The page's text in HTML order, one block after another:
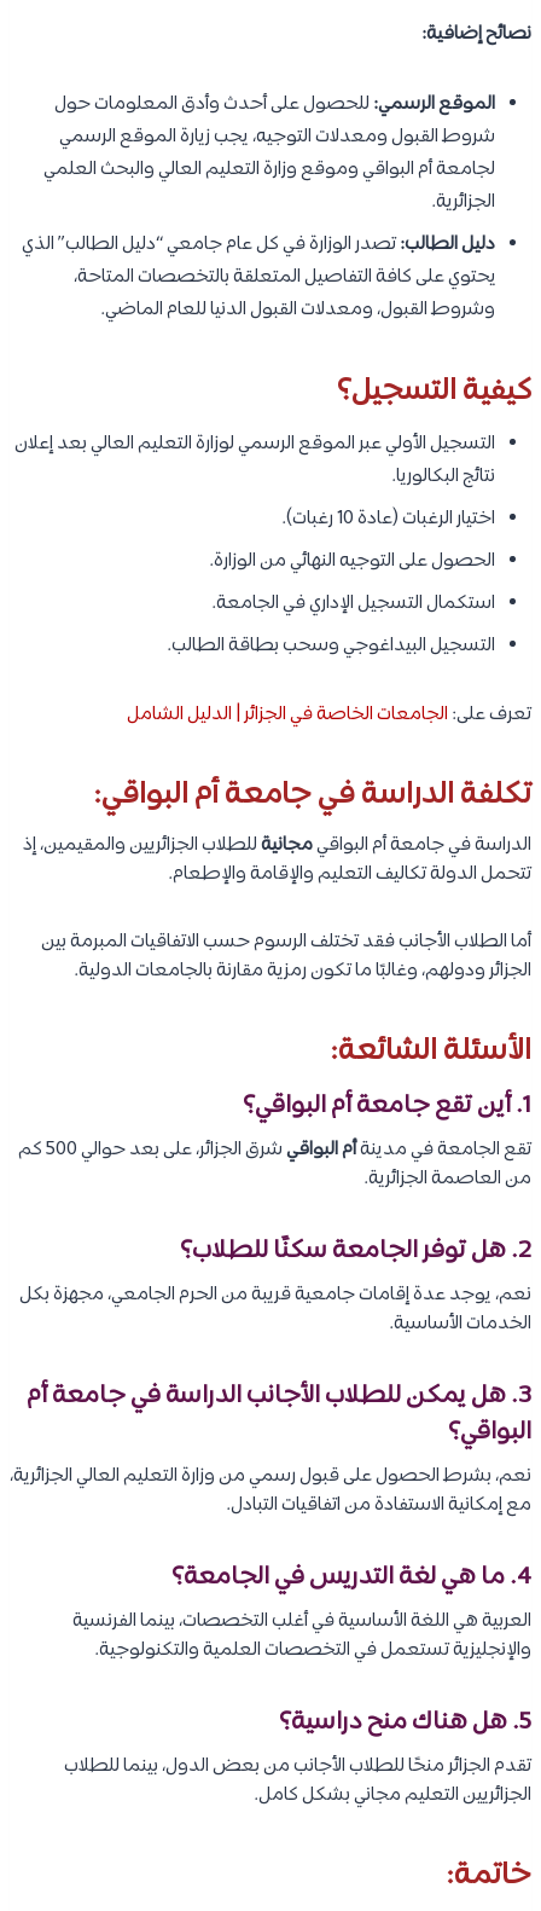
نصائح إضافية:
الموقع الرسمي: للحصول على أحدث وأدق المعلومات حول
شروط القبول ومعدلات التوجيه، يجب زيارة الموقع الرسمي
لجامعة أم البواقي وموقع وزارة التعليم العالي والبحث العلمي
الجزائرية.
دليل الطالب:تصدر الوزارة في كل عام جامعي “دليل الطالب” الذي
يحتوي على كافة التفاصيل المتعلقة بالتخصصات المتاحة،
وشروط القبول، ومعدلات القبول الدنيا للعام الماضي.
كيفية التسجيل؟
التسجيل الأولي عبر الموقع الرسمي لوزارة التعليم العالي بعد إعلان
نتائج البكالوريا.
اختيار الرغبات (عادة 10 رغبات).
الحصول على التوجيه النهائي من الوزارة.
استكمال التسجيل الإداري في الجامعة.
التسجيل البيداغوجي وسحب بطاقة الطالب.
تعرف على: الجامعات الخاصة في الجزائر | الدليل الشامل
تكلفة الدراسة في جامعة أم البواقي:
الدراسة في جامعة أم البواقيمجانيةللطلاب الجزائريين والمقيمين، إذ
تتحمل الدولة تكاليف التعليم والإقامة والإطعام.
أما الطلاب الأجانب فقد تختلف الرسوم حسب الاتفاقيات المبرمة بين
الجزائر ودولهم، وغالبًا ما تكون رمزية مقارنة بالجامعات الدولية.
الأسئلة الشائعة:
1. أين تقع جامعة أم البواقي؟
تقع الجامعة في مدينةأم البواقي
شرق الجزائر، على بعد حوالي 500 كم
من العاصمة الجزائرية.
2. هل توفر الجامعة سكنًا للطلاب؟
نعم، يوجد عدة إقامات جامعية قريبة من الحرم الجامعي، مجهزة بكل
الخدمات الأساسية.
3. هل يمكن للطلاب الأجانب الدراسة في جامعة أم
البواقي؟
نعم، بشرط الحصول على قبول رسمي من وزارة التعليم العالي الجزائرية،
مع إمكانية الاستفادة من اتفاقيات التبادل.
4. ما هي لغة التدريس في الجامعة؟
العربية هي اللغة الأساسية في أغلب التخصصات، بينما الفرنسية
والإنجليزية تستعمل في التخصصات العلمية والتكنولوجية.
5. هل هناك منح دراسية؟
تقدم الجزائر منحًا للطلاب الأجانب من بعض الدول، بينما للطلاب
الجزائريين التعليم مجاني بشكل كامل.
خاتمة: